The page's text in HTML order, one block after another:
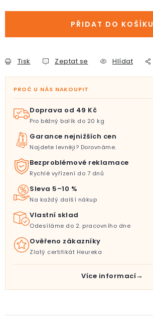
PŘIDAT DO KOŠÍKU
Tisk Zeptat se Hlídat
PROČ U NÁS NAKOUPIT
Doprava od 49 Kč
Pro běžný balík do 20 kg
Garance nejnižších cen
Najdete levněji? Dorovnáme.
Bezproblémové reklamace
Rychlé vyřízení do 7 dnů
Sleva 5–10 %
Na každý další nákup
Vlastní sklad
Odesíláme do 2. pracovního dne
Ověřeno zákazníky
Zlatý certifikát Heureka
Více informací